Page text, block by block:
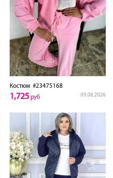
Костюм #23475168
09.08.2026
1,725 руб